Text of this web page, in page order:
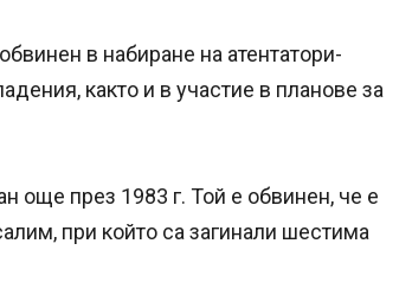
в набиране на атентатори-
както и в участие в планове за
още през 1983 г. Той е обвинен, че е
при който са загинали шестима